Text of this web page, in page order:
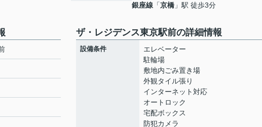
銀座線 「京橋 」駅 徒歩3分
ザ・レジデンス東京駅前の詳細情報
設備条件
エレベーター
駐輪場
敷地内ごみ置き場
外観タイル張り
インターネット対応
オートロック
宅配ボックス
防犯カメラ